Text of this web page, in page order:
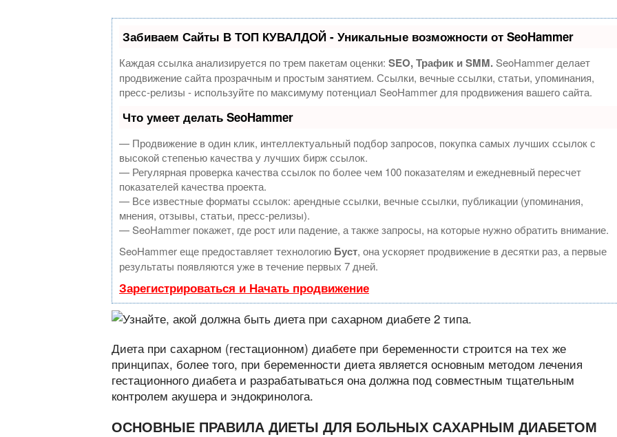
Забиваем Сайты В ТОП КУВАЛДОЙ - Уникальные возможности от SeoHammer
Каждая ссылка анализируется по трем пакетам оценки: SEO, Трафик и SMM.SeoHammer делает
продвижение сайта прозрачным и простым занятием. Ссылки, вечные ссылки, статьи, упоминания,
пресс-релизы - используйте по максимуму потенциал SeoHammer для продвижения вашего сайта.
Что умеет делать SeoHammer
— Продвижение в один клик, интеллектуальный подбор запросов, покупка самых лучших ссылок с
высокой степенью качества у лучших бирж ссылок.
— Регулярная проверка качества ссылок по более чем 100 показателям и ежедневный пересчет
показателей качества проекта.
— Все известные форматы ссылок: арендные ссылки, вечные ссылки, публикации (упоминания,
мнения, отзывы, статьи, пресс-релизы).
— SeoHammer покажет, где рост или падение, а также запросы, на которые нужно обратить внимание.
SeoHammer еще предоставляет технологию Буст, она ускоряет продвижение в десятки раз, а первые
результаты появляются уже в течение первых 7 дней.
Зарегистрироваться и Начать продвижение
Диета при сахарном (гестационном) диабете при беременности строится на тех же
принципах, более того, при беременности диета является основным методом лечения
гестационного диабета и разрабатываться она должна под совместным тщательным
контролем акушера и эндокринолога.
ОСНОВНЫЕ ПРАВИЛА ДИЕТЫ ДЛЯ БОЛЬНЫХ САХАРНЫМ ДИАБЕТОМ